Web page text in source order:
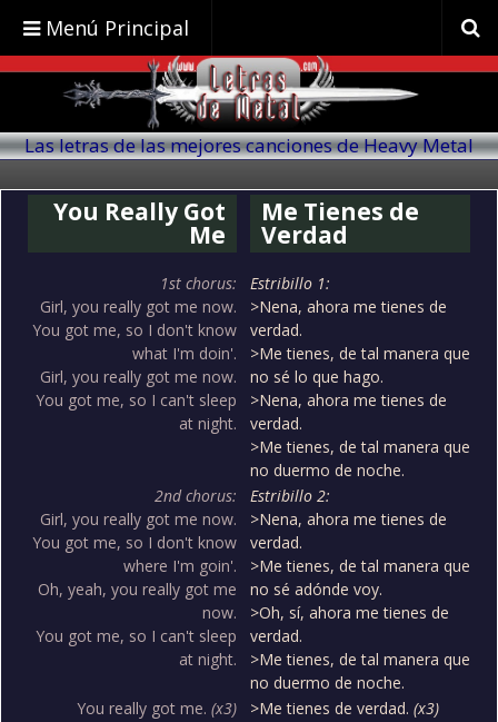
Menú Principal
Las letras de las mejores canciones de Heavy Metal
You Really Got
Me
Me Tienes de
Verdad
1st chorus:
Girl, you really got me now.
You got me, so I don't know
what I'm doin'.
Girl, you really got me now.
You got me, so I can't sleep
at night.
Estribillo 1:
>Nena, ahora me tienes de
verdad.
>Me tienes, de tal manera que
no sé lo que hago.
>Nena, ahora me tienes de
verdad.
>Me tienes, de tal manera que
no duermo de noche.
2nd chorus:
Girl, you really got me now.
You got me, so I don't know
where I'm goin'.
Oh, yeah, you really got me
now.
You got me, so I can't sleep
at night.
Estribillo 2:
>Nena, ahora me tienes de
verdad.
>Me tienes, de tal manera que
no sé adónde voy.
>Oh, sí, ahora me tienes de
verdad.
>Me tienes, de tal manera que
no duermo de noche.
You really got me. (x3) >Me tienes de verdad. (x3)